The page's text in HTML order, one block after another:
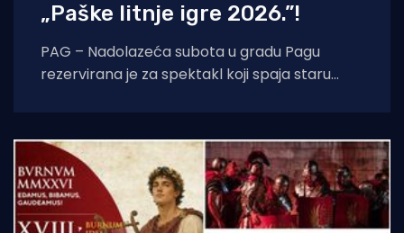
„Paške litnje igre 2026.”!
PAG – Nadolazeća subota u gradu Pagu
rezervirana je za spektakl koji spaja staru